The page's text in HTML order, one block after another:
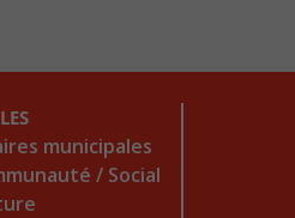
municipales
/ Social